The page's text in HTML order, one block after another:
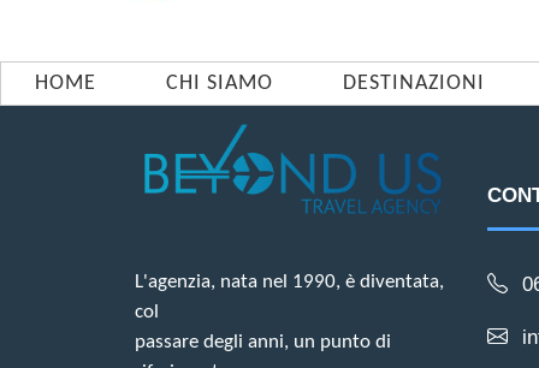
HOME CHI SIAMO DESTINAZIONI
L'agenzia, nata nel 1990, è diventata,
col
passare degli anni, un punto di